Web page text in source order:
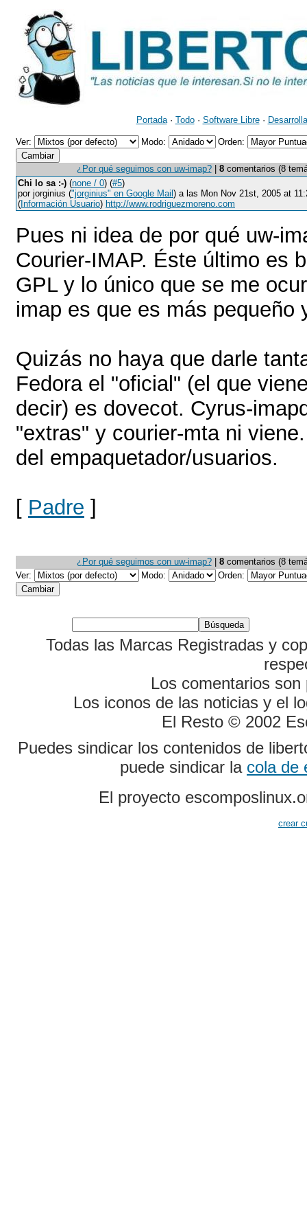
Portada· Todo· Software Libre·
Ver: Modo: Orden:
¿Por qué seguimos con uw-imap?| 8comentarios (8
Chi lo sa :-) (none / 0) (#5)
por jorginius ("jorginius" en Google Mail ) a las Mon Nov 21st, 2005 at
( Información Usuario) http://www.rodriguezmoreno.com
Pues ni idea de por qué uw-
Courier-IMAP. Éste último es
GPL y lo único que se me
imap es que es más pequeño
Quizás no haya que darle
Fedora el "oficial" (el que
decir) es dovecot. Cyrus-
"extras" y courier-mta ni
del empaquetador/usuarios.
[ Padre ]
¿Por qué seguimos con uw-imap?| 8comentarios (8
Ver:
Modo: Orden:
Todas las Marcas Registradas y
Los comentarios
Los iconos de las noticias y el
El Resto © 2002
Puedes sindicar los contenidos de
puede sindicar la cola de
El proyecto
crear